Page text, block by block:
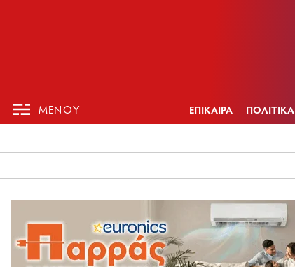
ΜΕΝΟΥ ΕΠΙΚΑΙΡΑ ΠΟΛΙΤΙΚΑ